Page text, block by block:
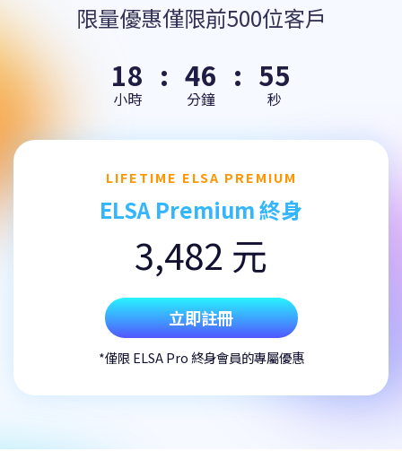
限量優惠僅限前500位客戶
18
小時
: 46
分鐘
: 54
秒
LIFETIME ELSA PREMIUM
ELSA Premium 終身
3,482 元
立即註冊
*僅限 ELSA Pro 終身會員的專屬優惠